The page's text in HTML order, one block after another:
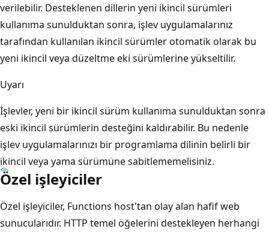
verilebilir. Desteklenen dillerin yeni ikincil sürümleri
kullanıma sunulduktan sonra, işlev uygulamalarınız
tarafından kullanılan ikincil sürümler otomatik olarak bu
yeni ikincil veya düzeltme eki sürümlerine yükseltilir.
Uyarı
İşlevler, yeni bir ikincil sürüm kullanıma sunulduktan sonra
eski ikincil sürümlerin desteğini kaldırabilir. Bu nedenle
işlev uygulamalarınızı bir programlama dilinin belirli bir
ikincil veya yama sürümüne sabitlememelisiniz.
Özel işleyiciler
Özel işleyiciler, Functions host'tan olay alan hafif web
sunucularıdır. HTTP temel öğelerini destekleyen herhangi